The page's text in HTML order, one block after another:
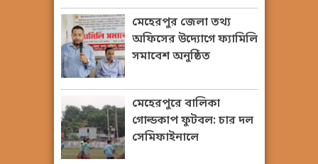
মেহেরপুর জেলা তথ্য
অফিসের উদ্যোগে ফ্যামিলি
সমাবেশ অনুষ্ঠিত
মেহেরপুরে বালিকা
গোল্ডকাপ ফুটবল: চার দল
সেমিফাইনালে